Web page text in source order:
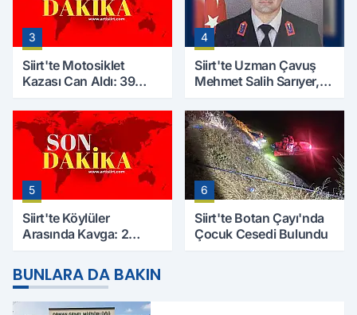
3
Siirt'te Motosiklet
Kazası Can Aldı: 39
Hayatını Kaybetti
4
Siirt'te Uzman Çavuş
Mehmet Salih Sarıyer,
5
Siirt'te Köylüler
Arasında Kavga: 2
Ağır
6
Siirt'te Botan Çayı'nda
Çocuk Cesedi Bulundu
BUNLARA DA BAKIN